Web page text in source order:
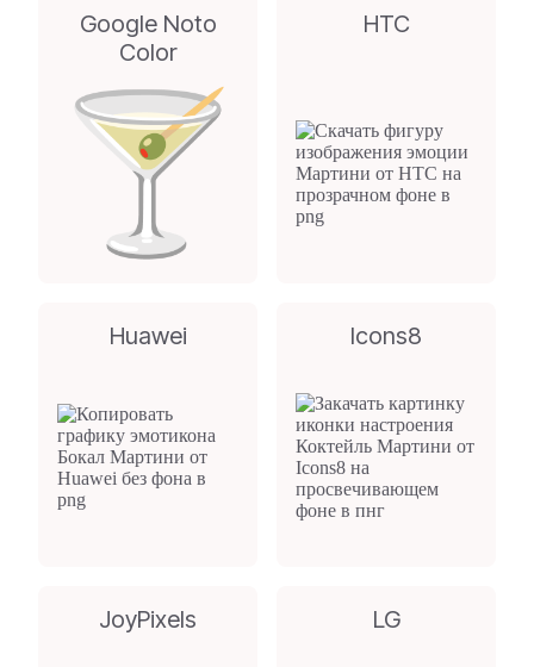
Google Noto
Color
HTC
Huawei Icons8
JoyPixels LG